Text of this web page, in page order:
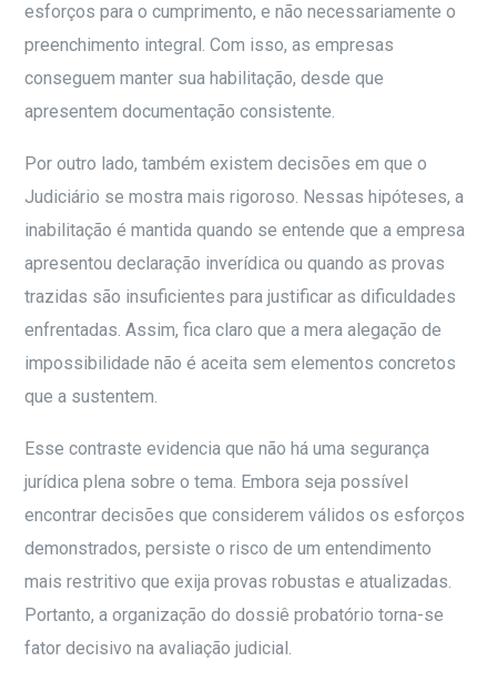
esforços para o cumprimento, e não necessariamente o
preenchimento integral. Com isso, as empresas
conseguem manter sua habilitação, desde que
apresentem documentação consistente.
Por outro lado, também existem decisões em que o
Judiciário se mostra mais rigoroso. Nessas hipóteses, a
inabilitação é mantida quando se entende que a empresa
apresentou declaração inverídica ou quando as provas
trazidas são insuficientes para justificar as dificuldades
enfrentadas. Assim, fica claro que a mera alegação de
impossibilidade não é aceita sem elementos concretos
que a sustentem.
Esse contraste evidencia que não há uma segurança
jurídica plena sobre o tema. Embora seja possível
encontrar decisões que considerem válidos os esforços
demonstrados, persiste o risco de um entendimento
mais restritivo que exija provas robustas e atualizadas.
Portanto, a organização do dossiê probatório torna-se
fator decisivo na avaliação judicial.